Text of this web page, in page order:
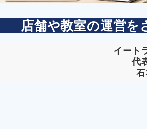
店舗や教室の運営を
イート
代